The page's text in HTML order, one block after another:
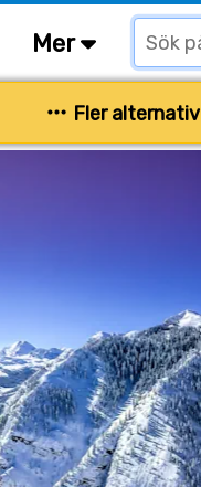
Mer
Fler alternativ